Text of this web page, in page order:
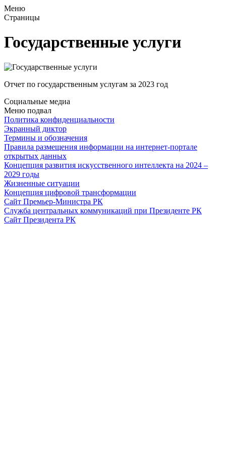
Меню
Страницы
Государственные услуги
Отчет по государственным услугам за 2023 год
Социальные медиа
Меню подвал
Политика конфиденциальности
Экранный диктор
Термины и обозначения
Правила размещения информации на интернет-портале
открытых данных
Концепция развития искусственного интеллекта на 2024 –
2029 годы
Жизненные ситуации
Концепция цифровой трансформации
Сайт Премьер-Министра РК
Служба центральных коммуникаций при Президенте РК
Сайт Президента РК